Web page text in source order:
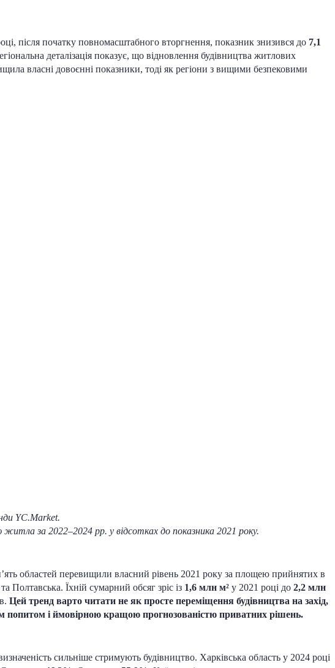
після початку повномасштабного вторгнення, показник знизився до 7,1
деталізація показує, що відновлення будівництва житлових
власні довоєнні показники, тоді як регіони з вищими безпековими
YC.Market.
житла за 2022–2024 рр. у відсотках до показника 2021 року.
областей перевищили власний рівень 2021 року за площею прийнятих в
Полтавська. Їхній сумарний обсяг зріс із 1,6 млн м² у 2021 році до 2,2 млн
Цей тренд варто читати не як просте переміщення будівництва на захід,
попитом і ймовірною кращою прогнозованістю приватних рішень.
сильніше стримують будівництво. Харківська область у 2024 році